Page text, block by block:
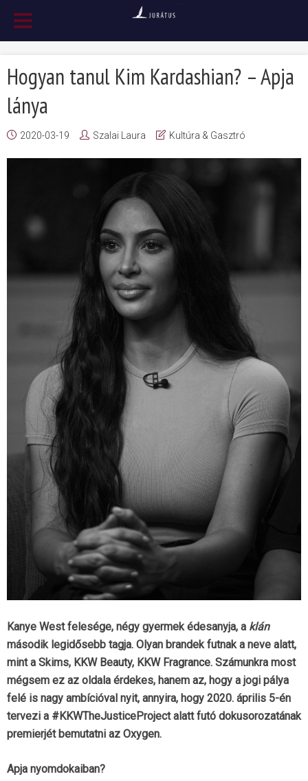
Hogyan tanul Kim Kardashian? – Apja
lánya
2020-03-19 Szalai Laura Kultúra & Gasztró
Kanye West felesége, négy gyermek édesanyja, a klán
második legidősebb tagja. Olyan brandek futnak a neve alatt,
mint a Skims, KKW Beauty, KKW Fragrance. Számunkra most
mégsem ez az oldala érdekes, hanem az, hogy a jogi pálya
felé is nagy ambícióval nyit, annyira, hogy 2020. április 5-én
tervezi a #KKWTheJusticeProject alatt futó dokusorozatának
premierjét bemutatni az Oxygen.
Apja nyomdokaiban?